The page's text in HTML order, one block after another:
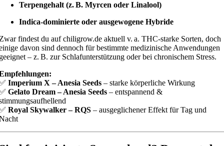
Terpengehalt (z. B. Myrcen oder Linalool)
Indica-dominierte oder ausgewogene Hybride
findest du auf chiligrow.de aktuell v. a. THC-starke Sorten, doch
davon sind dennoch für bestimmte medizinische Anwendungen
– z. B. zur Schlafunterstützung oder bei chronischem Stress.
Imperium X – Anesia Seeds – starke körperliche Wirkung
Gelato Dream – Anesia Seeds – entspannend &
Royal Skywalker – RQS – ausgeglichener Effekt für Tag und